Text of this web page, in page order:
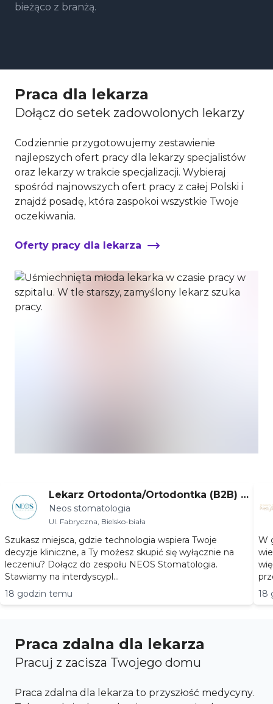
bieżąco z branżą.
Praca dla lekarza
Dołącz do setek zadowolonych lekarzy
Codziennie przygotowujemy zestawienie
najlepszych ofert pracy dla lekarzy specjalistów
oraz lekarzy w trakcie specjalizacji. Wybieraj
spośród najnowszych ofert pracy z całej Polski i
znajdź posadę, która zaspokoi wszystkie Twoje
oczekiwania.
Oferty pracy dla lekarza
Lekarz Ortodonta/Ortodontka (B2B) –
Bielsko-Biała
Neos stomatologia
Ul. Fabryczna, Bielsko-biała
Szukasz miejsca, gdzie technologia wspiera Twoje
decyzje kliniczne, a Ty możesz skupić się wyłącznie na
leczeniu? Dołącz do zespołu NEOS Stomatologia.
Stawiamy na interdyscypl...
18 godzin temu
W
18
Praca zdalna dla lekarza
Pracuj z zacisza Twojego domu
Praca zdalna dla lekarza to przyszłość medycyny.